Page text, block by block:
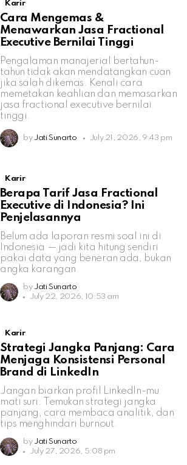
Karir
Cara Mengemas &
Menawarkan Jasa Fractional
Executive Bernilai Tinggi
Pengalaman manajerial bertahun-
tahun tidak akan mendatangkan cuan
jika salah dikemas. Kenali cara
memetakan keahlian dan memasarkan
jasa fractional executive bernilai
tinggi.
by Jati Sunarto July 21, 2026, 9:43 pm
Karir
Berapa Tarif Jasa Fractional
Executive di Indonesia? Ini
Penjelasannya
Belum ada laporan resmi soal ini di
Indonesia — jadi kita hitung sendiri
pakai data yang beneran ada, bukan
angka karangan.
by Jati Sunarto
July 22, 2026, 10:53 am
Karir
Strategi Jangka Panjang: Cara
Menjaga Konsistensi Personal
Brand di LinkedIn
Jangan biarkan profil LinkedIn-mu
mati suri. Temukan strategi jangka
panjang, cara membaca analitik, dan
tips menghindari burnout.
by Jati Sunarto
July 27, 2026, 5:08 pm